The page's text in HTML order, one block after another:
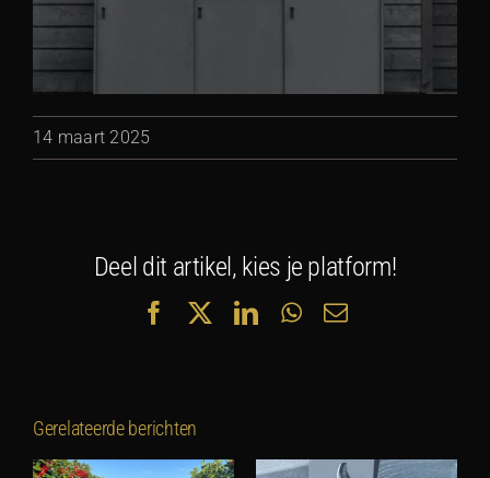
14 maart 2025
Deel dit artikel, kies je platform!
FacebookLinkedInWhatsApp
E-
Gerelateerde berichten